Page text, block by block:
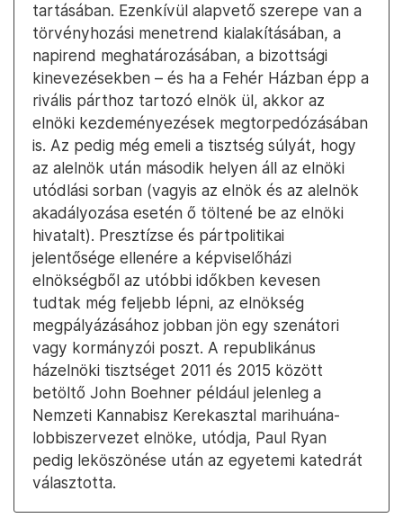
tartásában. Ezenkívül alapvető szerepe van a
törvényhozási menetrend kialakításában, a
napirend meghatározásában, a bizottsági
kinevezésekben – és ha a Fehér Házban épp a
rivális párthoz tartozó elnök ül, akkor az
elnöki kezdeményezések megtorpedózásában
is. Az pedig még emeli a tisztség súlyát, hogy
az alelnök után második helyen áll az elnöki
utódlási sorban (vagyis az elnök és az alelnök
akadályozása esetén ő töltené be az elnöki
hivatalt). Presztízse és pártpolitikai
jelentősége ellenére a képviselőházi
elnökségből az utóbbi időkben kevesen
tudtak még feljebb lépni, az elnökség
megpályázásához jobban jön egy szenátori
vagy kormányzói poszt. A republikánus
házelnöki tisztséget 2011 és 2015 között
betöltő John Boehner például jelenleg a
Nemzeti Kannabisz Kerekasztal marihuána-
lobbiszervezet elnöke, utódja, Paul Ryan
pedig leköszönése után az egyetemi katedrát
választotta.